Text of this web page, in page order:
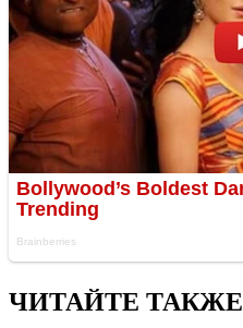
ЧИТАЙТЕ ТАКЖЕ